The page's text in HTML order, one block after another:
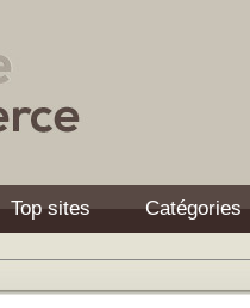
Top sites Catégories